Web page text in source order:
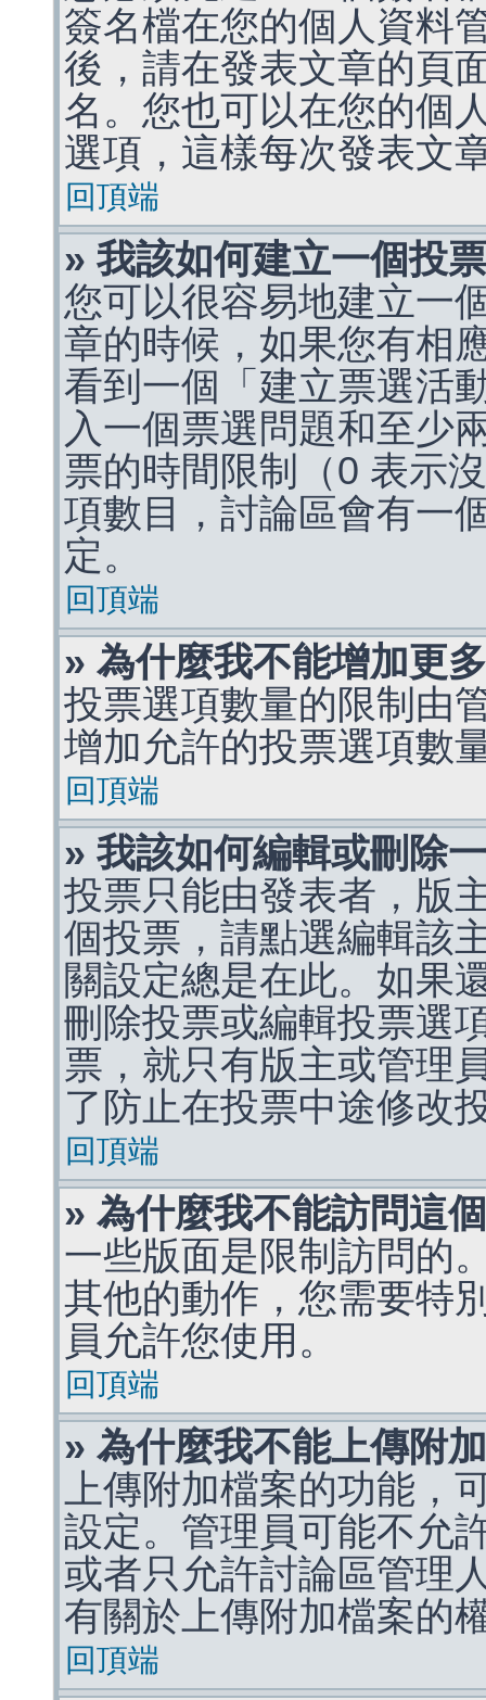
簽名檔在您的個人資料
後，請在發表文章的頁
名。您也可以在您的個
選項，這樣每次發表文
回頂端
» 我該如何建立一個投
您可以很容易地建立一
章的時候，如果您有相
看到一個「建立票選活
入一個票選問題和至少
票的時間限制（0 表示
項數目，討論區會有一
定。
回頂端
» 為什麼我不能增加更
投票選項數量的限制由
增加允許的投票選項數
回頂端
» 我該如何編輯或刪除
投票只能由發表者，版
個投票，請點選編輯該
關設定總是在此。如果
刪除投票或編輯投票選
票，就只有版主或管理
了防止在投票中途修改
回頂端
» 為什麼我不能訪問這
一些版面是限制訪問的
其他的動作，您需要特
員允許您使用。
回頂端
» 為什麼我不能上傳附
上傳附加檔案的功能，
設定。管理員可能不允
或者只允許討論區管理
有關於上傳附加檔案的
回頂端